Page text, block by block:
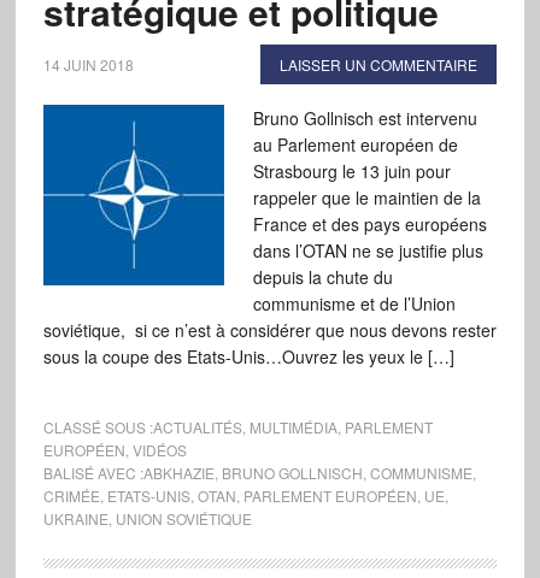
stratégique et politique
14 JUIN 2018 LAISSER UN COMMENTAIRE
Bruno Gollnisch est intervenu
au Parlement européen de
Strasbourg le 13 juin pour
rappeler que le maintien de la
France et des pays européens
dans l’OTAN ne se justifie plus
depuis la chute du
communisme et de l’Union
soviétique, si ce n’est à considérer que nous devons rester
sous la coupe des Etats-Unis…Ouvrez les yeux le […]
CLASSÉ SOUS :ACTUALITÉS, MULTIMÉDIA, PARLEMENT
EUROPÉEN VIDÉOS
BALISÉ AVEC :ABKHAZIE BRUNO GOLLNISCH COMMUNISME
CRIMÉE ETATS-UNIS, OTAN PARLEMENT EUROPÉEN UE
UKRAINE UNION SOVIÉTIQUE